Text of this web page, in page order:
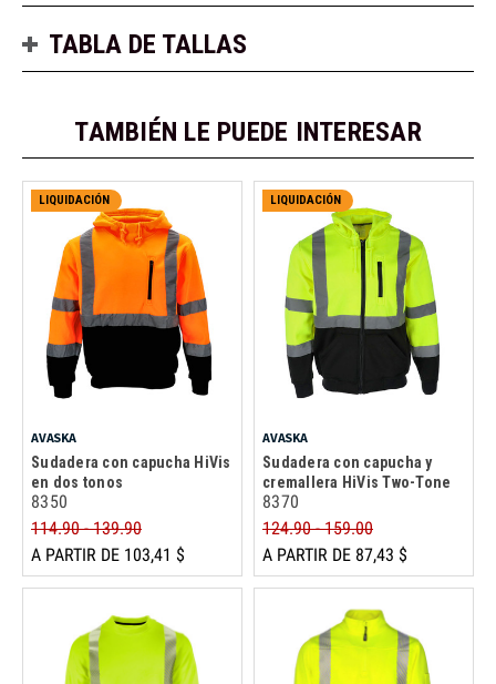
TABLA DE TALLAS
TAMBIÉN LE PUEDE INTERESAR
LIQUIDACIÓN
AVASKA
Sudadera con capucha HiVis
en dos tonos
8350
114.90 - 139.90
A PARTIR DE 103,41 $
LIQUIDACIÓN
AVASKA
Sudadera con capucha y
cremallera HiVis Two-Tone
8370
124.90 - 159.00
A PARTIR DE 87,43 $